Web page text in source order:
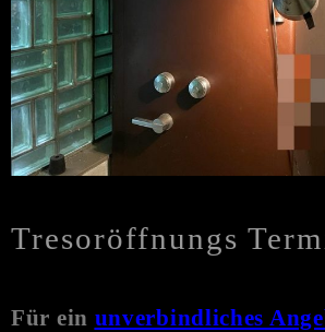
Tresoröffnungs
Für ein unverbindliches